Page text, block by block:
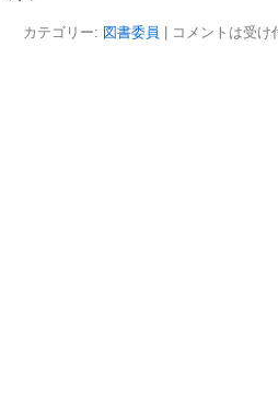
カテゴリー: 図書委員 コメントは受け